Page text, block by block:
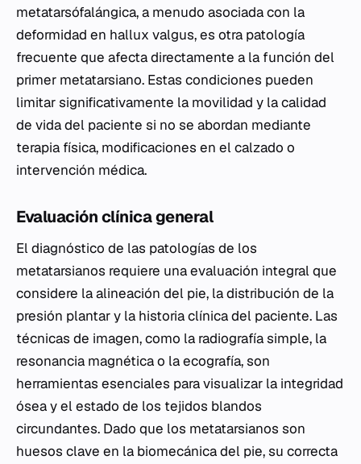
metatarsófalángica, a menudo asociada con la
deformidad en hallux valgus, es otra patología
frecuente que afecta directamente a la función del
primer metatarsiano. Estas condiciones pueden
limitar significativamente la movilidad y la calidad
de vida del paciente si no se abordan mediante
terapia física, modificaciones en el calzado o
intervención médica.
Evaluación clínica general
El diagnóstico de las patologías de los
metatarsianos requiere una evaluación integral que
considere la alineación del pie, la distribución de la
presión plantar y la historia clínica del paciente. Las
técnicas de imagen, como la radiografía simple, la
resonancia magnética o la ecografía, son
herramientas esenciales para visualizar la integridad
ósea y el estado de los tejidos blandos
circundantes. Dado que los metatarsianos son
huesos clave en la biomecánica del pie, su correcta